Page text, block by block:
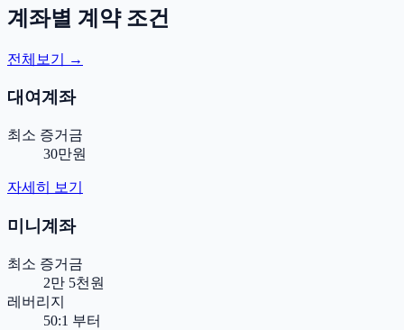
계좌별 계약 조건
전체보기 →
대여계좌
최소 증거금
30만원
자세히 보기
미니계좌
최소 증거금
2만 5천원
레버리지
50:1 부터